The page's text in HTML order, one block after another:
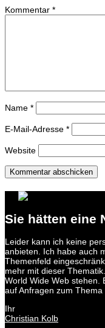
Kommentar *
Name *
E-Mail-Adresse *
Website
Kommentar abschicken
Sie hätten eine
Leider kann ich keine
anbieten. Ich habe auch
Themenfeld
mehr mit dieser
World Wide Web stehen.
auf Anfragen zum Thema
Ihr
Christian Kolb